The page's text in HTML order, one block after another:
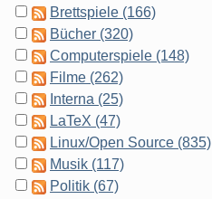
Brettspiele (166)
Bücher (320)
Computerspiele (148)
Filme (262)
Interna (25)
LaTeX (47)
Linux/Open Source (835)
Musik (117)
Politik (67)